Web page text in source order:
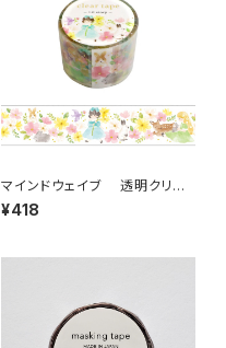
マインドウェイブ 透明クリア
テープ95689 リル ストーリー
stroll 30mm
¥418